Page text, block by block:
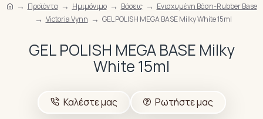
Προϊόντα Ημιμόνιμο Βάσεις
Ενισχυμένη Βάση-Rubber Base
Victoria Vynn
GEL POLISH MEGA BASE Milky White 15ml
GEL POLISH MEGA BASE Milky
White 15ml
Καλέστε μας Ρωτήστε μας